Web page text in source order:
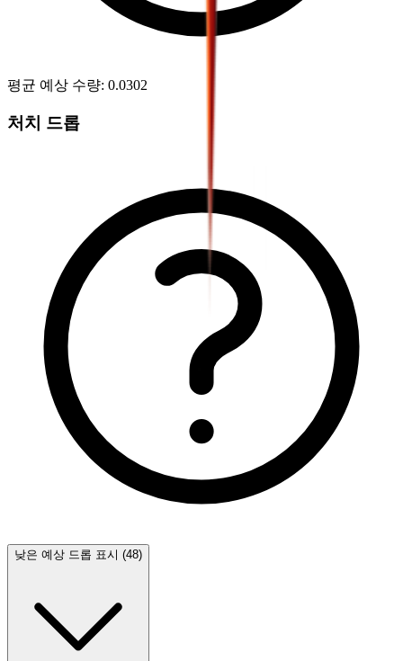
평균 예상 수량: 0.0302
처치 드롭
낮은 예상 드롭 표시 (48)